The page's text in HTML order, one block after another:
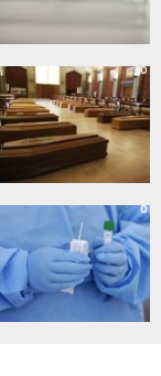
0
0